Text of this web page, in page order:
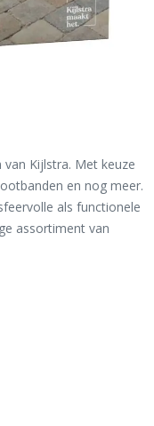
Kijlstra. Met keuze
en nog meer.
als functionele
assortiment van